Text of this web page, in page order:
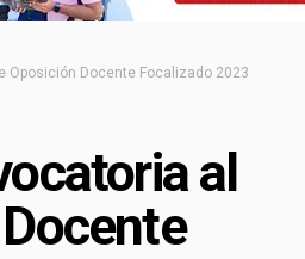
Oposición Docente Focalizado 2023
al